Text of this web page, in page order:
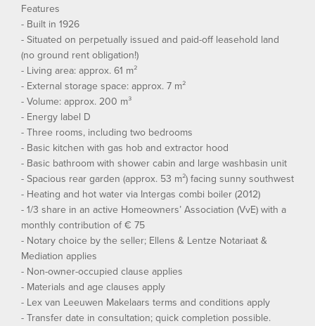
Features
- Built in 1926
- Situated on perpetually issued and paid-off leasehold land
(no ground rent obligation!)
- Living area: approx. 61 m²
- External storage space: approx. 7 m²
- Volume: approx. 200 m³
- Energy label D
- Three rooms, including two bedrooms
- Basic kitchen with gas hob and extractor hood
- Basic bathroom with shower cabin and large washbasin unit
- Spacious rear garden (approx. 53 m²) facing sunny southwest
- Heating and hot water via Intergas combi boiler (2012)
- 1/3 share in an active Homeowners’ Association (VvE) with a
monthly contribution of € 75
- Notary choice by the seller; Ellens & Lentze Notariaat &
Mediation applies
- Non-owner-occupied clause applies
- Materials and age clauses apply
- Lex van Leeuwen Makelaars terms and conditions apply
- Transfer date in consultation; quick completion possible.